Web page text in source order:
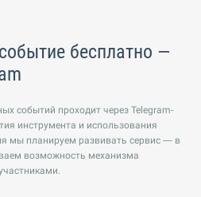
бесплатно —
событий проходит через Telegram-
инструмента и использования
мы планируем развивать сервис — в
возможность механизма